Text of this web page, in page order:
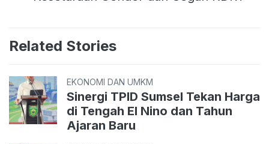
Related Stories
EKONOMI DAN UMKM
Sinergi TPID Sumsel Tekan Harga
di Tengah El Nino dan Tahun
Ajaran Baru